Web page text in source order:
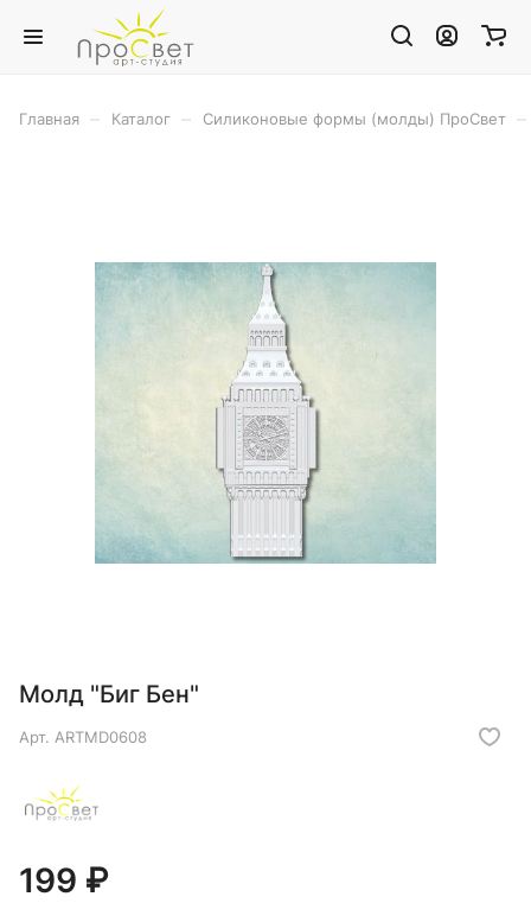
Главная Каталог Силиконовые формы (молды) ПроСвет
Молд "Биг Бен"
Арт. ARTMD0608
199 ₽